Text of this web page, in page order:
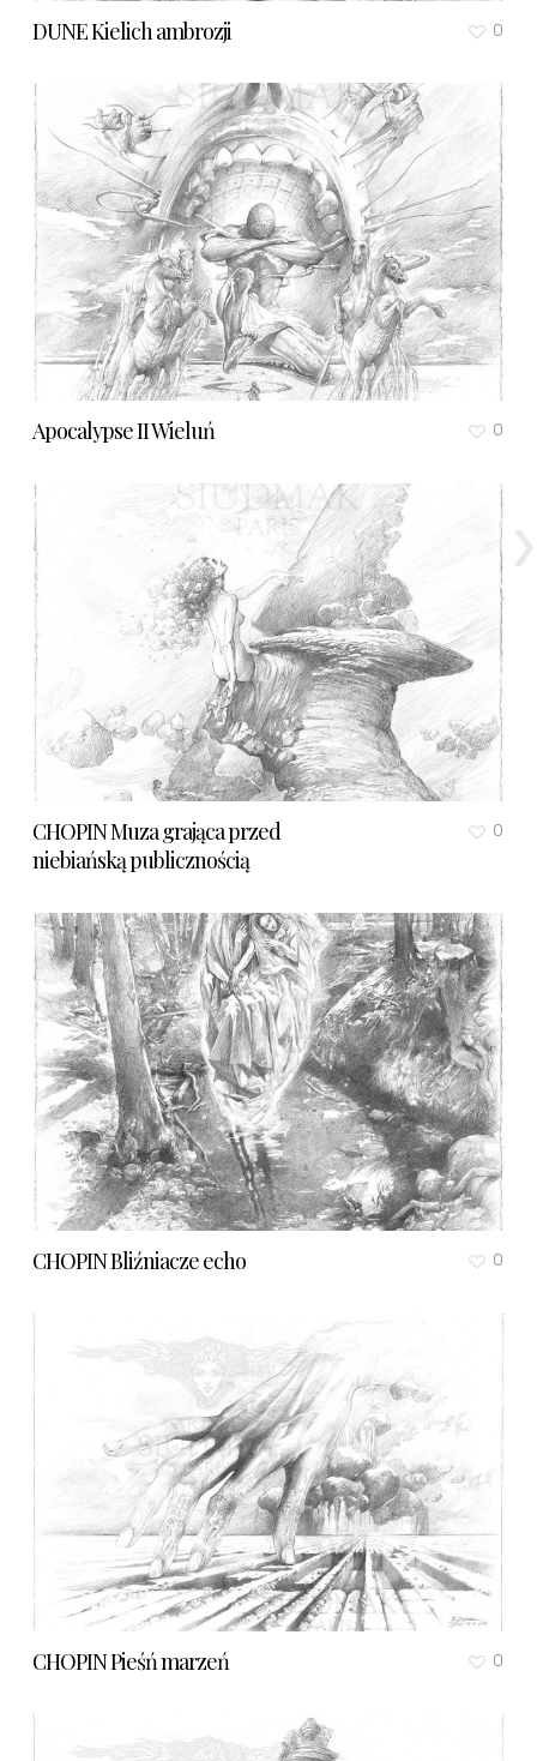
DUNE Kielich ambrozji 0
Apocalypse II Wieluń 0
CHOPIN Muza grająca przed
niebiańską publicznością
0
CHOPIN Bliźniacze echo 0
CHOPIN Pieśń marzeń 0